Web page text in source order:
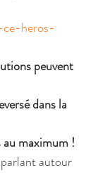
ce-heros-
peuvent
dans la
maximum !
autour